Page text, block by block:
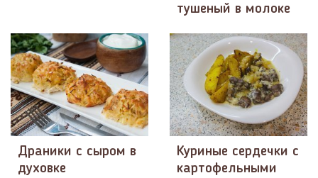
тушеный в молоке
Драники с сыром в
духовке
Куриные сердечки с
картофельными